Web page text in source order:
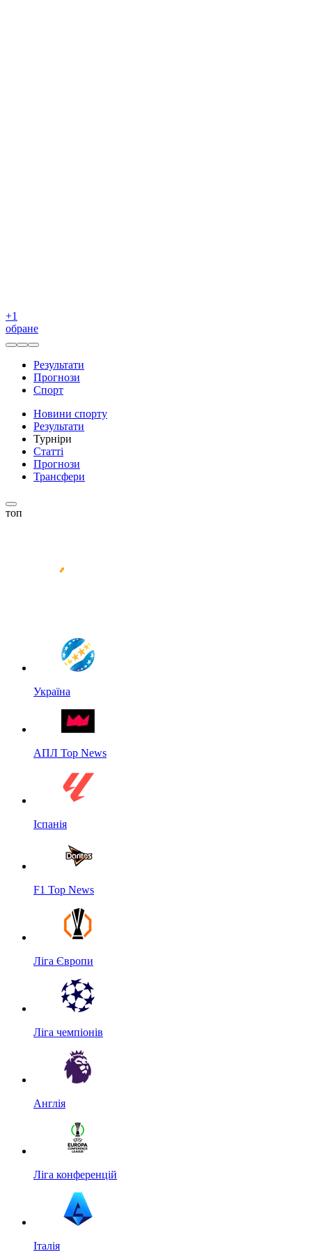
+1
обране
Результати
Прогнози
Спорт
Новини спорту
Результати
Турніри
Статті
Прогнози
Трансфери
топ
Україна
АПЛ Top News
Іспанія
F1 Top News
Ліга Європи
Ліга чемпіонів
Англія
Ліга конференцій
Італія